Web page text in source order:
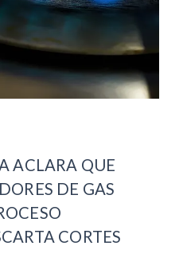
ACLARA QUE
DE GAS
CORTES